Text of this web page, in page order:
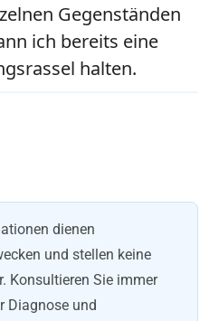
Gegenständen
ich bereits eine
halten.
dienen
und stellen keine
Konsultieren Sie immer
Diagnose und